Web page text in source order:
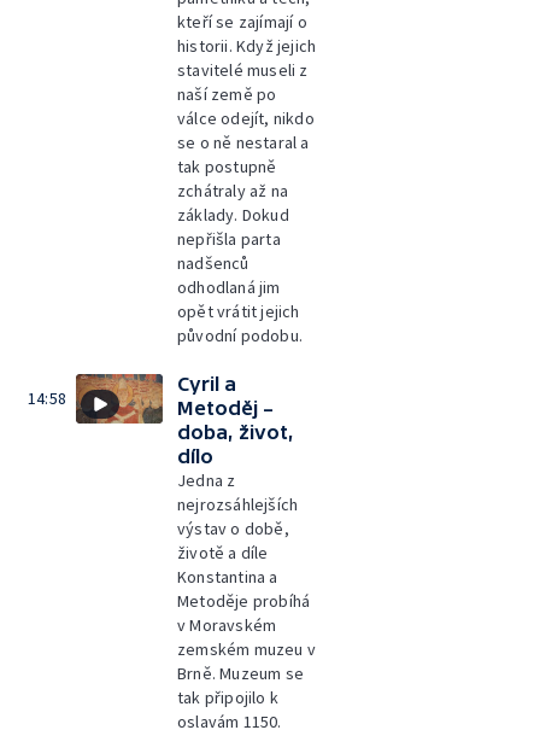
kteří se zajímají o
historii. Když jejich
stavitelé museli z
naší země po
válce odejít, nikdo
se o ně nestaral a
tak postupně
zchátraly až na
základy. Dokud
nepřišla parta
nadšenců
odhodlaná jim
opět vrátit jejich
původní podobu.
14:58
Cyril a
Metoděj –
doba, život,
dílo
Jedna z
nejrozsáhlejších
výstav o době,
životě a díle
Konstantina a
Metoděje probíhá
v Moravském
zemském muzeu v
Brně. Muzeum se
tak připojilo k
oslavám 1150.